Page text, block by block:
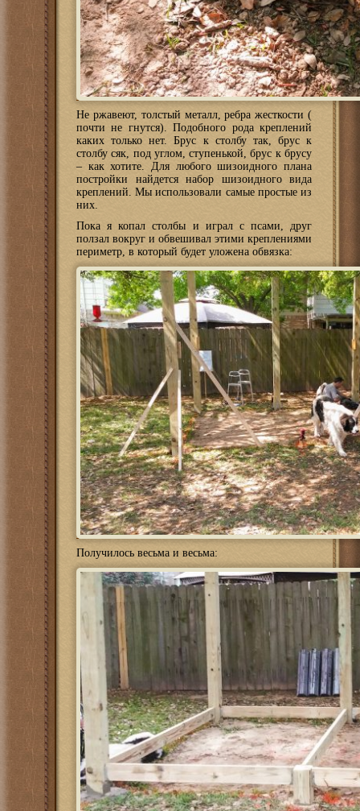
Не ржавеют, толстый металл, ребра жесткости (
почти не гнутся). Подобного рода креплений
каких только нет. Брус к столбу так, брус к
столбу сяк, под углом, ступенькой, брус к брусу
– как хотите. Для любого шизоидного плана
постройки найдется набор шизоидного вида
креплений. Мы использовали самые простые из
них.
Пока я копал столбы и играл с псами, друг
ползал вокруг и обвешивал этими креплениями
периметр, в который будет уложена обвязка:
Получилось весьма и весьма: